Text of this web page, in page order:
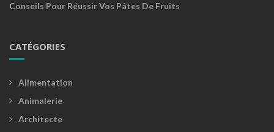
Conseils Pour Réussir Vos Pâtes De Fruits
CATÉGORIES
Alimentation
Animalerie
Architecte